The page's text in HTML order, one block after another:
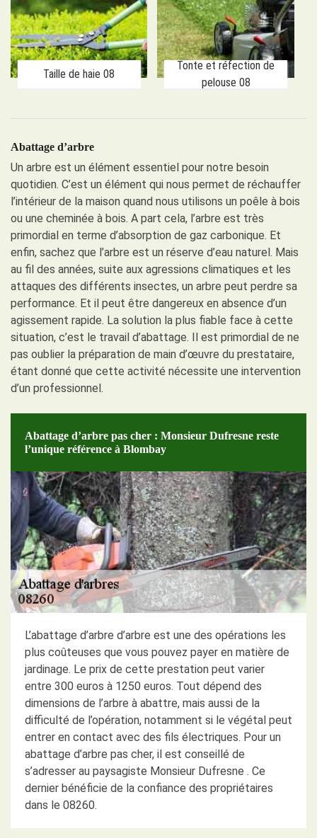
Taille de haie 08
Tonte et réfection de
pelouse 08
Abattage d’arbre
Un arbre est un élément essentiel pour notre besoin
quotidien. C’est un élément qui nous permet de réchauffer
l’intérieur de la maison quand nous utilisons un poêle à bois
ou une cheminée à bois. A part cela, l’arbre est très
primordial en terme d’absorption de gaz carbonique. Et
enfin, sachez que l’arbre est un réserve d’eau naturel. Mais
au fil des années, suite aux agressions climatiques et les
attaques des différents insectes, un arbre peut perdre sa
performance. Et il peut être dangereux en absence d’un
agissement rapide. La solution la plus fiable face à cette
situation, c’est le travail d’abattage. Il est primordial de ne
pas oublier la préparation de main d’œuvre du prestataire,
étant donné que cette activité nécessite une intervention
d’un professionnel.
Abattage d’arbre pas cher : Monsieur Dufresne reste
l’unique référence à Blombay
L’abattage d’arbre d’arbre est une des opérations les
plus coûteuses que vous pouvez payer en matière de
jardinage. Le prix de cette prestation peut varier
entre 300 euros à 1250 euros. Tout dépend des
dimensions de l’arbre à abattre, mais aussi de la
difficulté de l’opération, notamment si le végétal peut
entrer en contact avec des fils électriques. Pour un
abattage d’arbre pas cher, il est conseillé de
s’adresser au paysagiste Monsieur Dufresne . Ce
dernier bénéficie de la confiance des propriétaires
dans le 08260.